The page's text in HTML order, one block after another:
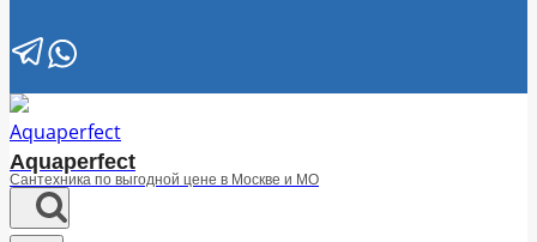
Aquaperfect
Сантехника по выгодной цене в Москве и МО